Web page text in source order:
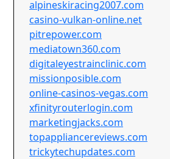
alpineskiracing2007.com
casino-vulkan-online.net
pitrepower.com
mediatown360.com
digitaleyestrainclinic.com
missionposible.com
online-casinos-vegas.com
xfinityrouterlogin.com
marketingjacks.com
topappliancereviews.com
trickytechupdates.com